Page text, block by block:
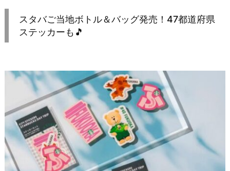
スタバご当地ボトル＆バッグ発売！47都道府県
ステッカーも🎵